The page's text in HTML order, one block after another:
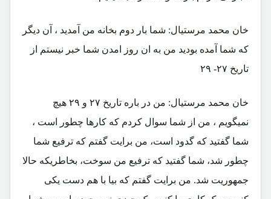
خان محمد مرستیال: شما بار دوم بخانه من آمدید ، آن دیگر
که شما آمده بودید من به ان روز امدن شما خبر نیستم از
تاریخ ۲۷- ۲۹
خان محمد مرستیال: من در باره تاریخ ۲۷ و ۲۹ هیچ
نمیگویم ، من از شما سوال کردم که کارها چطور است ،
شما گفتید که گدود است، من برایت گفتم که ترفیع شما
چطور شد، شما گفتید که ترفیع من سوخت، بخاطریکه حالا
جمهوریت شد. من برایت گفتم که بیا با هم دست یکی